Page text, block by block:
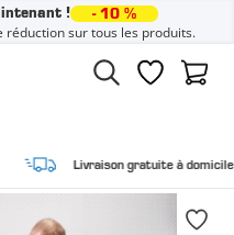
! - 10 %
sur tous les produits.
Liste dePanier
gratuite à domicile